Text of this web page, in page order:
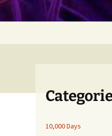
10,000 Days